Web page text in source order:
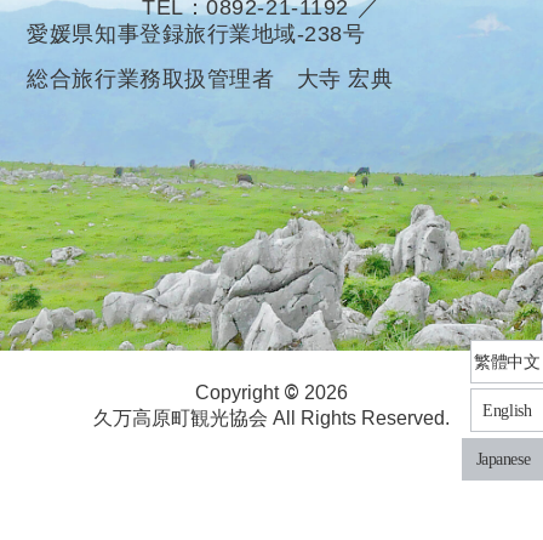
繁體中文
English
Japanese
TEL
0892-21-1192
愛媛県知事登録旅行業地域-238号
総合旅行業務取扱管理者 大寺 宏典
Copyright © 2026
久万高原町観光協会 All Rights Reserved.